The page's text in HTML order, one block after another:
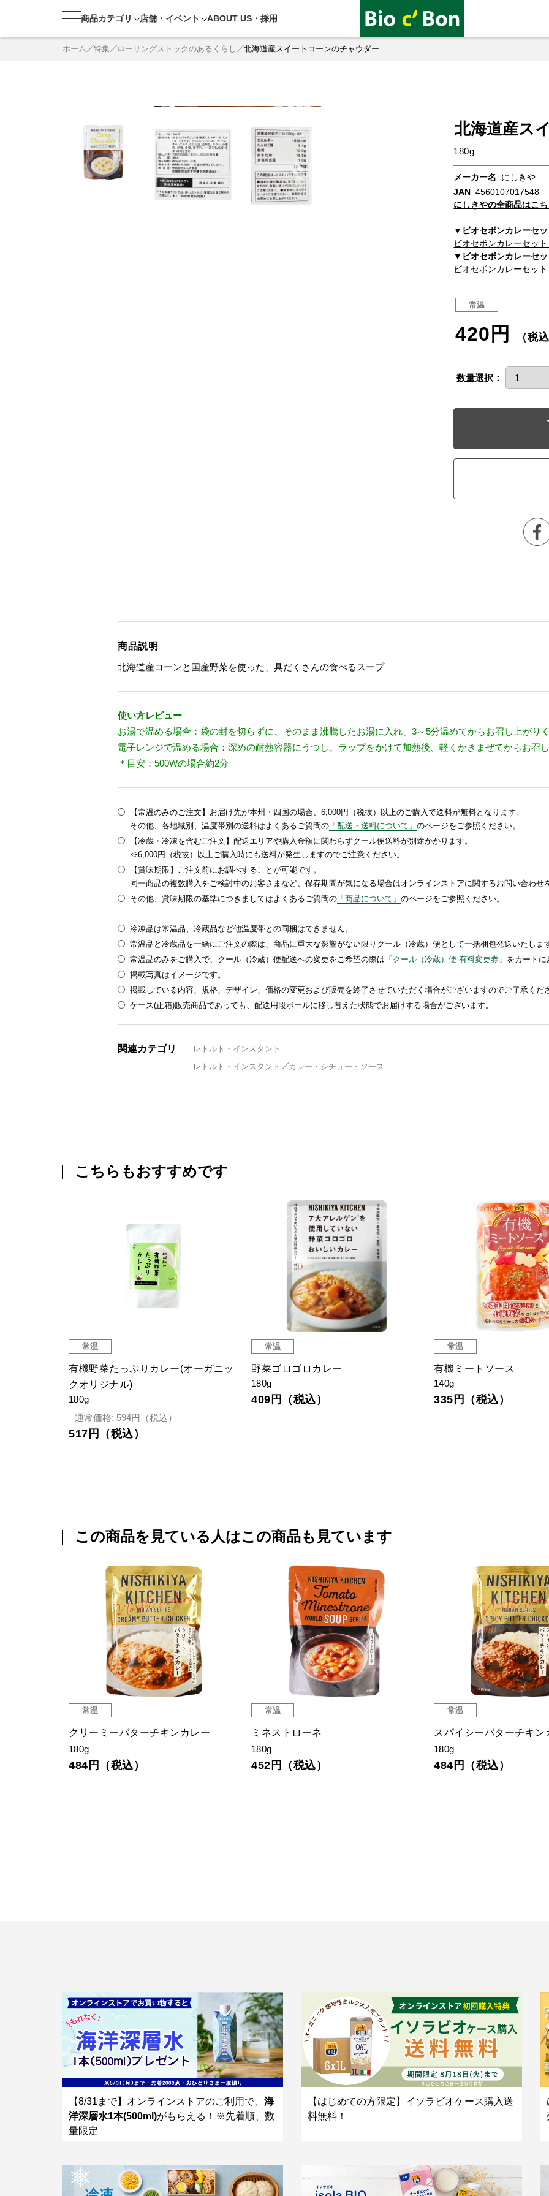
商品カテゴリ 店舗・ イベント ABOUT US・ 採用
ホーム 特集 ローリングストックのあるくらし 北海道産スイートコーンのチャウダー
北海道産ス
180g
メーカー名
にしきや
JAN 4560107017548
にしきやの全商品はこち
▼ビオセボンカレーセ
ビオセボンカレーセッ
▼ビオセボンカレーセ
ビオセボンカレーセッ
常温
420円 （税込
数量選択：
商品説明
北海道産コーンと国産野菜を使った、具だくさんの食べるスープ
使い方レビュー
お湯で温める場合：袋の封を切らずに、そのまま沸騰したお湯に入れ、3～5分温めてからお召し上がりく
電子レンジで温める場合：深めの耐熱容器にうつし、ラップをかけて加熱後、軽くかきまぜてからお召し
＊目安：500Wの場合約2分
【常温のみのご注文】お届け先が本州・四国の場合、6,000円（税抜）以上のご購入で送料が無料となります。
その他、各地域別、温度帯別の送料はよくあるご質問の 「配送・送料について」 のページをご参照ください。
【冷蔵・冷凍を含むご注文】配送エリアや購入金額に関わらずクール便送料が別途かかります。
※6,000円（税抜）以上ご購入時にも送料が発生しますのでご注意ください。
【賞味期限】ご注文前にお調べすることが可能です。
同一商品の複数購入をご検討中のお客さまなど、保存期間が気になる場合はオンラインストアに関するお問い合わせ
その他、賞味期限の基準につきましてはよくあるご質問の 「商品について」 のページをご参照ください。
冷凍品は常温品、冷蔵品など他温度帯との同梱はできません。
常温品と冷蔵品を一緒にご注文の際は、商品に重大な影響がない限りクール（冷蔵）便として一括梱包発送いたします
常温品のみをご購入で、クール（冷蔵）便配送への変更をご希望の際は 「クール（冷蔵）便 有料変更券」 をカートに
掲載写真はイメージです。
掲載している内容、規格、デザイン、価格の変更および販売を終了させていただく場合がございますのでご了承くだ
ケース(正箱)販売商品であっても、配送用段ボールに移し替えた状態でお届けする場合がございます。
関連カテゴリ
レトルト・インスタント
レトルト・インスタント
カレー・シチュー・ソース
こちらもおすすめです
常温
有機野菜たっぷりカレー(オーガニッ
クオリジナル)
180g
通常価格: 594円（税込）
517円（税込）
常温
野菜ゴロゴロカレー
180g
409円（税込）
常温
有機ミートソース
140g
335円（税込）
この商品を見ている人はこの商品も見ています
常温
クリーミーバターチキンカレー
180g
484円（税込）
常温
ミネストローネ
180g
452円（税込）
常温
スパイシーバターチキン
180g
484円（税込）
【8/31まで】オンラインストアのご利用で、 海
洋深層水1本(500ml)がもらえる！※先着順、数
量限定
【はじめての方限定】イソラビオケース購入送
料無料！